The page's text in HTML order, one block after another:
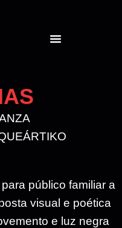
público familiar a
visual e poética
e luz negra